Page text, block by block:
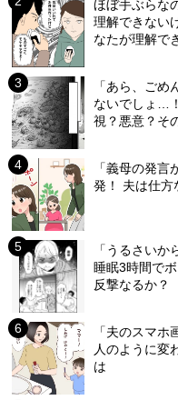
ほぼ手ぶらな
理解できない
なたが理解で
「あら、ご
ないでしょ…
視？悪意？そ
「義母の発
発！ 夫は仕方
「うるさい
睡眠3時間で
反撃なるか？
「夫のスマ
人のように変
は